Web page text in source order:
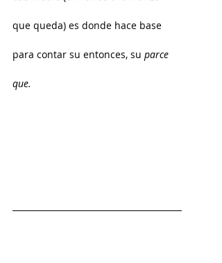
que queda) es donde hace base
para contar su entonces, su parce
que.